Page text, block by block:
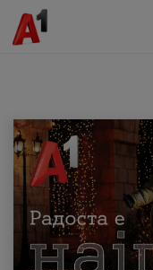
МК EN SQ
Приватни